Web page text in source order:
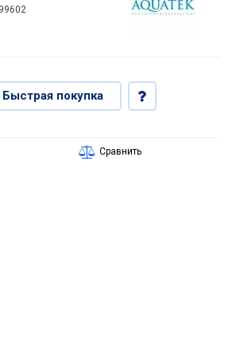
Быстрая покупка
Сравнить